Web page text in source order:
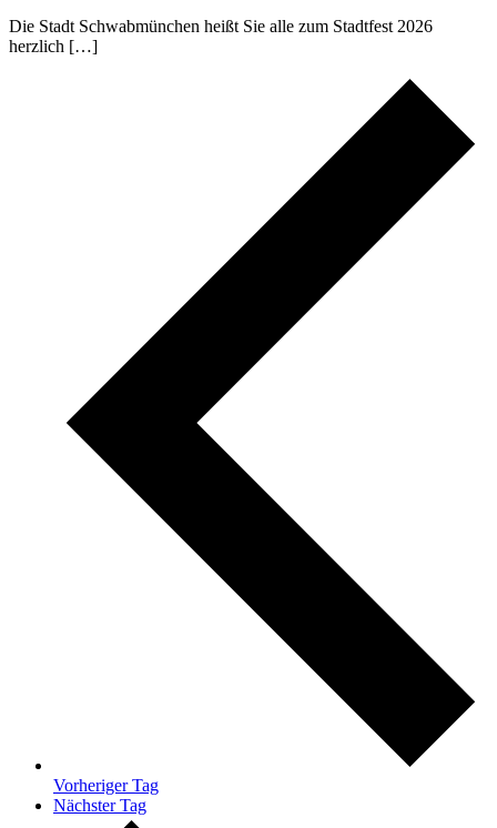
Die Stadt Schwabmünchen heißt Sie alle zum Stadtfest 2026
herzlich […]
Vorheriger Tag
Nächster Tag